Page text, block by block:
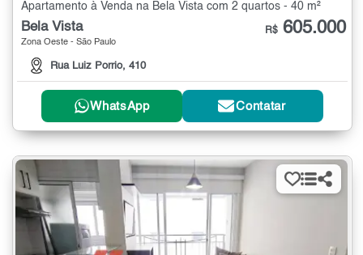
Apartamento à Venda na Bela Vista com 2 quartos - 40 m²
Bela Vista
Zona Oeste - São Paulo
Rua Luiz Porrio, 410
R$ 605.000
WhatsApp Contatar